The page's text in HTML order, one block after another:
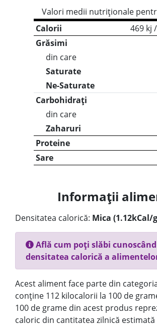
Valori medii nutriționale
Calorii
469 kj
Grăsimi
din care
Saturate
Ne-Saturate
Carbohidrați
din care
Zaharuri
Proteine
Sare
Informații
Densitatea calorică: Mica (1.12kCal/
Află cum poți slăbi cunoscând
densitatea calorică a
Acest aliment face parte din
conține 112 kilocalorii la 100 de
100 de grame din acest produs
caloric din cantitatea zilnică